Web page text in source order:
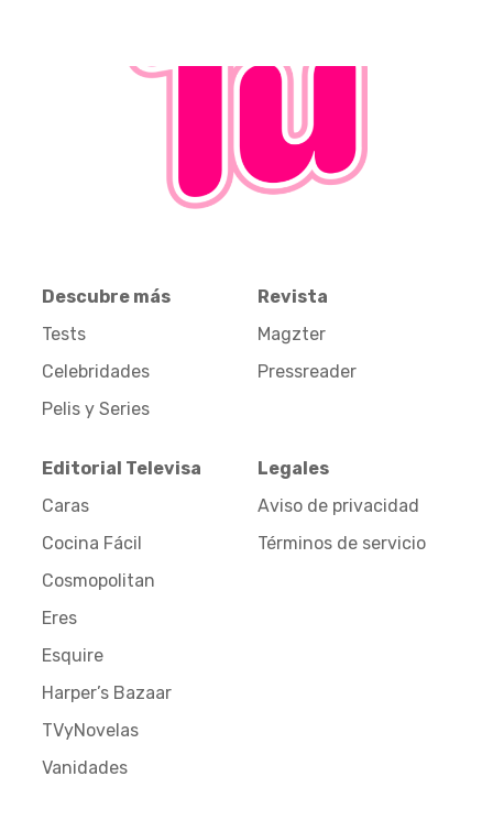
Descubre más
Tests
Celebridades
Pelis y Series
Revista
Magzter
Pressreader
Editorial Televisa
Caras
Cocina Fácil
Cosmopolitan
Eres
Esquire
Harper’s Bazaar
TVyNovelas
Vanidades
Legales
Aviso de privacidad
Términos de servicio